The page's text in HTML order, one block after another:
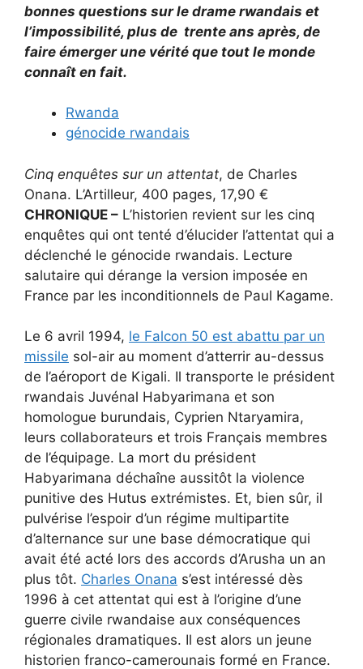
bonnes questions sur le drame rwandais et
l’impossibilité, plus de trente ans après, de
faire émerger une vérité que tout le monde
connaît en fait.
Rwanda
génocide rwandais
Cinq enquêtes sur un attentat, de Charles
Onana. L’Artilleur, 400 pages, 17,90 €
CHRONIQUE – L’historien revient sur les cinq
enquêtes qui ont tenté d’élucider l’attentat qui a
déclenché le génocide rwandais. Lecture
salutaire qui dérange la version imposée en
France par les inconditionnels de Paul Kagame.
Le 6 avril 1994, le Falcon 50 est abattu par un
missile sol-air au moment d’atterrir au-dessus
de l’aéroport de Kigali. Il transporte le président
rwandais Juvénal Habyarimana et son
homologue burundais, Cyprien Ntaryamira,
leurs collaborateurs et trois Français membres
de l’équipage. La mort du président
Habyarimana déchaîne aussitôt la violence
punitive des Hutus extrémistes. Et, bien sûr, il
pulvérise l’espoir d’un régime multipartite
d’alternance sur une base démocratique qui
avait été acté lors des accords d’Arusha un an
plus tôt. Charles Onana s’est intéressé dès
1996 à cet attentat qui est à l’origine d’une
guerre civile rwandaise aux conséquences
régionales dramatiques. Il est alors un jeune
historien franco-camerounais formé en France.